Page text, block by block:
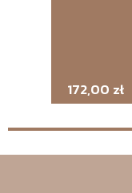
172,00 zł